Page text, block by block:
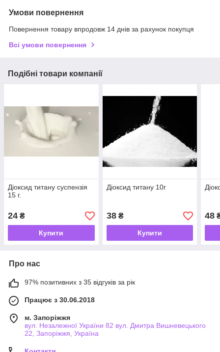
Умови повернення
Повернення товару впродовж 14 днів за рахунок покупця
Всі умови повернення
Подібні товари компанії
Діоксид титану суспензія
15 г.
24 ₴
Купити
Діоксид титану 10г
38₴
Купити
48
Про нас
97% позитивних з 35 відгуків за рік
Працює з 30.06.2018
м. Запоріжжя
вул. Незалежної України 82 вул. Дмитра Вишневецького
22, Запоріжжя, Україна